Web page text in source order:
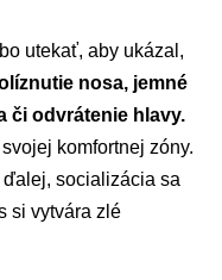
utekať, aby ukázal,
nosa, jemné
či odvrátenie hlavy.
komfortnej zóny.
socializácia sa
si vytvára zlé